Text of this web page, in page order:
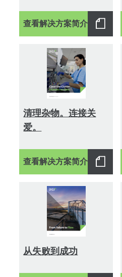
查看解决方案简介
清理杂物。连接关
爱。
查看解决方案简介
从失败到成功